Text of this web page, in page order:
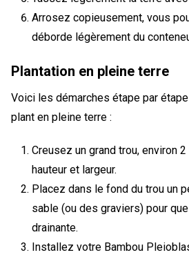
Arrosez copieusement, vous
déborde légèrement du
Plantation en pleine terre
Voici les démarches étape par
plant en pleine terre :
Creusez un grand trou, environ
hauteur et largeur.
Placez dans le fond du trou un
sable (ou des graviers) pour
drainante.
Installez votre Bambou